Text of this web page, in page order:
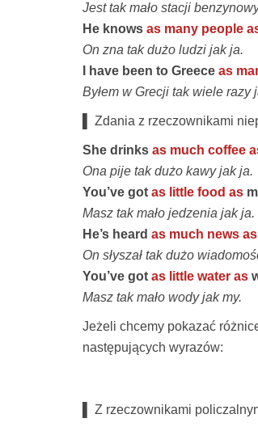
Jest tak mało stacji
He knows as many people
On zna tak dużo ludzi jak ja.
I have been to Greece as
Byłem w Grecji tak wiele razy
▌ Zdania z rzeczownikami
She drinks as much coffee
Ona pije tak dużo kawy jak ja.
You’ve got as little food as
Masz tak mało jedzenia jak ja.
He’s heard as much news as
On słyszał tak dużo
You’ve got as little water as
Masz tak mało wody jak my.
Jeżeli chcemy pokazać
następujących wyrazów:
▌ Z rzeczownikami